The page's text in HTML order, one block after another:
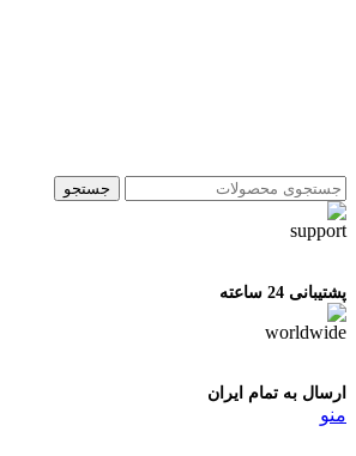
جستجو
پشتیبانی 24 ساعته
ارسال به تمام ایران
منو